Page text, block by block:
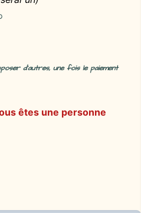
d'autres, une fois le paiement
êtes une personne